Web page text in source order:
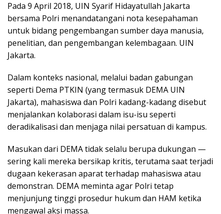
Pada 9 April 2018, UIN Syarif Hidayatullah Jakarta
bersama Polri menandatangani nota kesepahaman
untuk bidang pengembangan sumber daya manusia,
penelitian, dan pengembangan kelembagaan. UIN
Jakarta.
Dalam konteks nasional, melalui badan gabungan
seperti Dema PTKIN (yang termasuk DEMA UIN
Jakarta), mahasiswa dan Polri kadang-kadang disebut
menjalankan kolaborasi dalam isu-isu seperti
deradikalisasi dan menjaga nilai persatuan di kampus.
Masukan dari DEMA tidak selalu berupa dukungan —
sering kali mereka bersikap kritis, terutama saat terjadi
dugaan kekerasan aparat terhadap mahasiswa atau
demonstran. DEMA meminta agar Polri tetap
menjunjung tinggi prosedur hukum dan HAM ketika
mengawal aksi massa.